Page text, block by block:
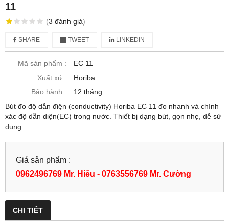
11
(3 đánh giá)
SHARE TWEET LINKEDIN
Mã sản phẩm :
EC 11
Xuất xứ :
Horiba
Bảo hành :
12 tháng
Bút đo độ dẫn điện (conductivity) Horiba EC 11 đo nhanh và chính
xác độ dẫn diện(EC) trong nước. Thiết bị dạng bút, gọn nhẹ, dễ sử
dụng
Giá sản phẩm :
0962496769 Mr. Hiếu - 0763556769 Mr. Cường
CHI TIẾT